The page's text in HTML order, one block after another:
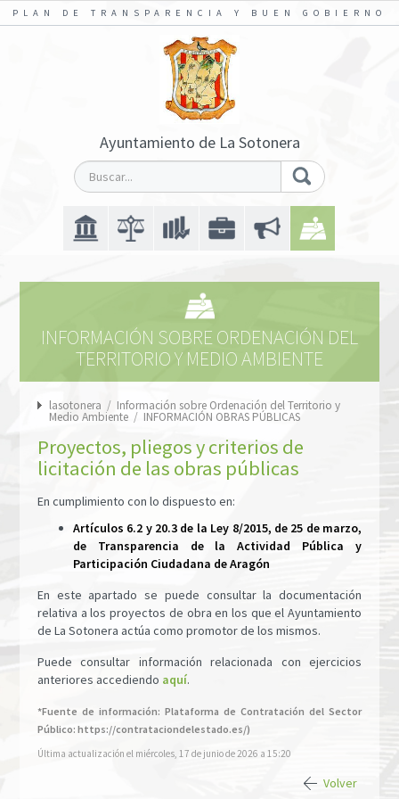
PLAN DE TRANSPARENCIA Y BUEN GOBIERNO
Ayuntamiento de La Sotonera
INFORMACIÓN SOBRE ORDENACIÓN DEL
TERRITORIO Y MEDIO AMBIENTE
lasotonera / Información sobre Ordenación del Territorio y
Medio Ambiente / INFORMACIÓN OBRAS PÚBLICAS
Proyectos, pliegos y criterios de
licitación de las obras públicas
En cumplimiento con lo dispuesto en:
Artículos 6.2 y 20.3 de la Ley 8/2015, de 25 de marzo,
de Transparencia de la Actividad Pública y
Participación Ciudadana de Aragón
En este apartado se puede consultar la documentación
relativa a los proyectos de obra en los que el Ayuntamiento
de La Sotonera actúa como promotor de los mismos.
Puede consultar información relacionada con ejercicios
anteriores accediendo aquí.
*Fuente de información: Plataforma de Contratación del Sector
Público: https://contrataciondelestado.es/)
Última actualización el miércoles, 17 de junio de 2026 a 15:20
Volver